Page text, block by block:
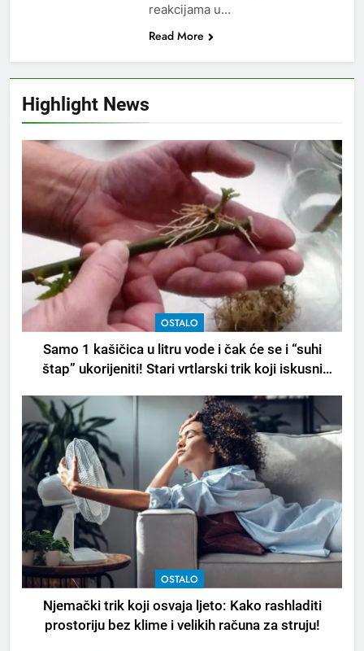
Highlight News
OSTALO
Samo 1 kašičica u litru vode i čak će se i “suhi
štap” ukorijeniti! Stari vrtlarski trik koji iskusni
OSTALO
Njemački trik koji osvaja ljeto: Kako rashladiti
prostoriju bez klime i velikih računa za struju!
reakcijama u…
Read More